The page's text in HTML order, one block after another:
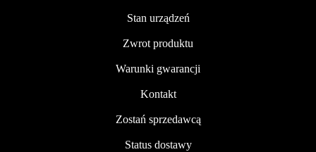
Stan urządzeń
Zwrot produktu
Warunki gwarancji
Kontakt
Zostań sprzedawcą
Status dostawy